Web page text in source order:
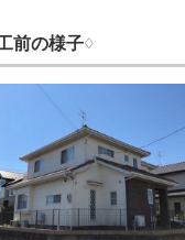
前の様子♢